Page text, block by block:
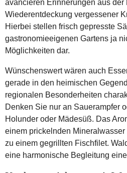
avancieren Erinnerungen aus der
Wiederentdeckung vergessener
Hierbei stellen frisch gepresste
gastronomieeigenen Gartens ja
Möglichkeiten dar.
Wünschenswert wären auch
gerade in den heimischen
regionalen Besonderheiten
Denken Sie nur an Sauerampfer
Holunder oder Mädesüß. Das
einem prickelnden
zu einem gegrillten Fischfilet.
eine harmonische Begleitung